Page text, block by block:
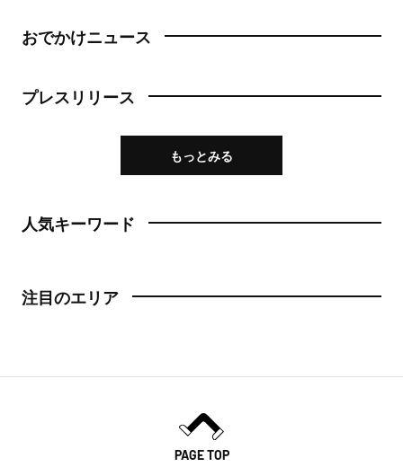
おでかけニュース
プレスリリース
もっとみる
人気キーワード
注目のエリア
PAGE TOP